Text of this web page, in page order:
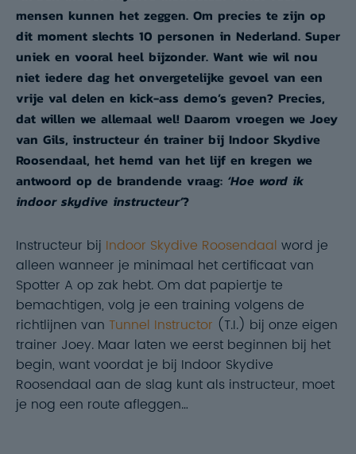
mensen kunnen het zeggen. Om precies te zijn op
dit moment slechts 10 personen in Nederland. Super
uniek en vooral heel bijzonder. Want wie wil nou
niet iedere dag het onvergetelijke gevoel van een
vrije val delen en kick-ass demo’s geven? Precies,
dat willen we allemaal wel! Daarom vroegen we Joey
van Gils, instructeur én trainer bij Indoor Skydive
Roosendaal, het hemd van het lijf en kregen we
antwoord op de brandende vraag: ‘Hoe word ik
indoor skydive instructeur’?
Instructeur bij Indoor Skydive Roosendaal word je
alleen wanneer je minimaal het certificaat van
Spotter A op zak hebt. Om dat papiertje te
bemachtigen, volg je een training volgens de
richtlijnen van Tunnel Instructor (T.I.) bij onze eigen
trainer Joey. Maar laten we eerst beginnen bij het
begin, want voordat je bij Indoor Skydive
Roosendaal aan de slag kunt als instructeur, moet
je nog een route afleggen…